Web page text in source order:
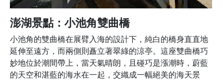
澎湖景點：小池角雙曲橋
小池角的雙曲橋在展臂入海的設計下，純白的橋身直直地
延伸至遠方，而兩側則矗立著翠綠的涼亭。這座雙曲橋巧
妙地位於潮間帶上，當天氣晴朗，且碰巧是漲潮時，蔚藍
的天空和湛藍的海水在一起，交織成一幅絕美的海天景